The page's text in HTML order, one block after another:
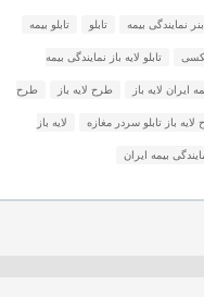
بنر نمایندگی بیمه تابلو تابلو بیمه
تابلو لایه باز نمایندگی بیمه
ایران لایه باز طرح لایه باز طرح
لایه باز تابلو سردر مغازه لایه باز
بیمه ایران